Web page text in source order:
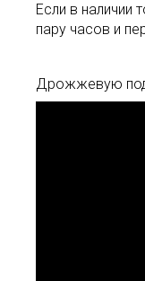
Если в наличии
пару часов и
Дрожжевую